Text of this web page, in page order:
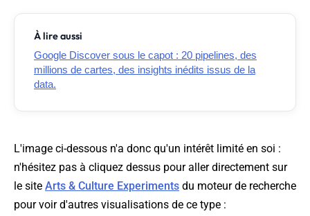
À lire aussi
Google Discover sous le capot : 20 pipelines, des
millions de cartes, des insights inédits issus de la
data.
L'image ci-dessous n'a donc qu'un intérêt limité en soi :
n'hésitez pas à cliquez dessus pour aller directement sur
le site Arts & Culture Experiments du moteur de recherche
pour voir d'autres visualisations de ce type :